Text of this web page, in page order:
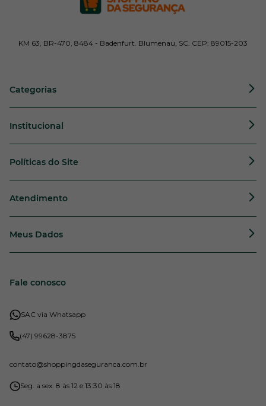
KM 63, BR-470, 8484 - Badenfurt. Blumenau, SC. CEP: 89015-203
Categorias
Institucional
Políticas do Site
Atendimento
Meus Dados
Fale conosco
SAC via Whatsapp
(47) 99628-3875
contato@shoppingdaseguranca.com.br
Seg. a sex. 8 às 12 e 13:30 às 18